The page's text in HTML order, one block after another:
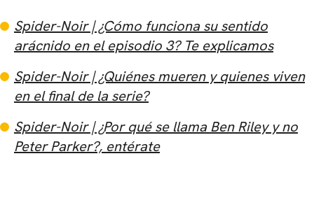
Spider-Noir | ¿Cómo funciona su sentido
arácnido en el episodio 3? Te explicamos
Spider-Noir | ¿Quiénes mueren y quienes viven
en el final de la serie?
Spider-Noir | ¿Por qué se llama Ben Riley y no
Peter Parker?, entérate